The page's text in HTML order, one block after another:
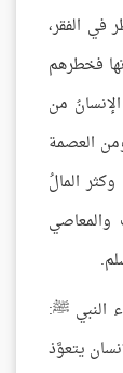
في الفقر،
فخطرهم
من
العصمة
المالُ
والمعاصي
النبي ﷺ:
يتعوَّذ